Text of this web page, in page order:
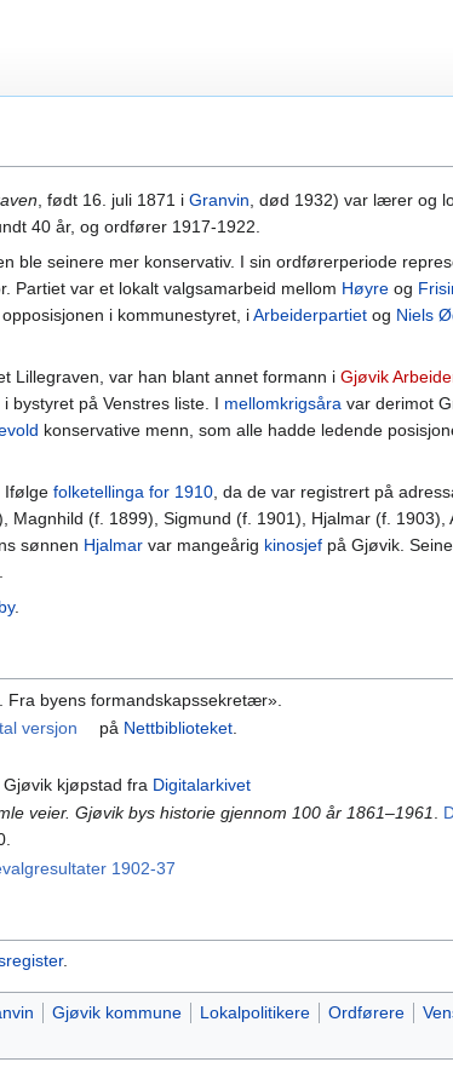
, født 16. juli 1871 i Granvin, død 1932) var lærer og
40 år, og ordfører 1917-1922.
ble seinere mer konservativ. I sin ordførerperiode
Partiet var et lokalt valgsamarbeid mellom Høyre og
i kommunestyret, iArbeiderpartiet og Niels
Lillegraven, var han blant annet formann i Gjøvik
bystyret på Venstres liste. I mellomkrigsåra var derimot
konservative menn, som alle hadde ledende
Ifølge folketellinga for 1910, da de var registrert på
Magnhild (f. 1899), Sigmund (f. 1901), Hjalmar (f. 1903),
sønnen Hjalmar var mangeårig kinosjef på Gjøvik.
.
Fra byens formandskapssekretær».
versjon på Nettbiblioteket
kjøpstad fra Digitalarkivet
veier. Gjøvik bys historie gjennom 100 år 1861–1961.
1902-37
.
Gjøvik kommune Lokalpolitikere Ordførere